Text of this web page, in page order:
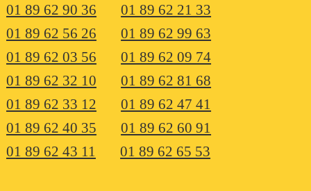
01 89 62 90 36
01 89 62 21 33
01 89 62 56 26
01 89 62 99 63
01 89 62 03 56
01 89 62 09 74
01 89 62 32 10
01 89 62 81 68
01 89 62 33 12
01 89 62 47 41
01 89 62 40 35
01 89 62 60 91
01 89 62 43 11
01 89 62 65 53